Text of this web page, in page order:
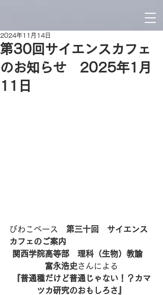
第30回サイエンスカフェ
のお知らせ 2025年1月
11日
2024年11月14日
びわこベース 第三十回　サイエンス
カフェのご案内
関西学院高等部　理科（生物）教諭
富永浩史さんによる
『普通種だけど普通じゃない！？カマ
ツカ研究のおもしろさ』